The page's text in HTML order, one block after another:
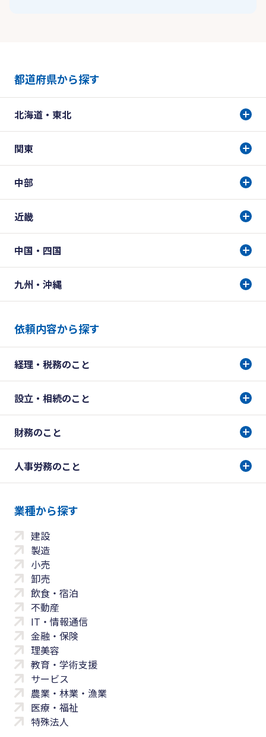
都道府県から探す
北海道・東北
関東
中部
近畿
中国・四国
九州・沖縄
依頼内容から探す
経理・税務のこと
設立・相続のこと
財務のこと
人事労務のこと
業種から探す
建設
製造
小売
卸売
飲食・宿泊
不動産
IT・情報通信
金融・保険
理美容
教育・学術支援
サービス
農業・林業・漁業
医療・福祉
特殊法人